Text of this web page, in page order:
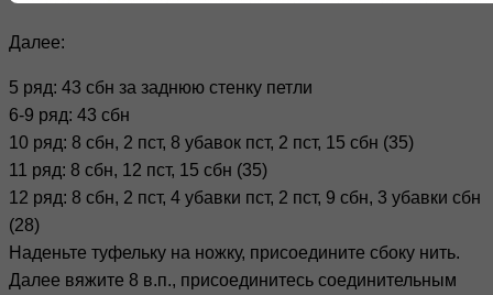
Далее:
5 ряд: 43 сбн за заднюю стенку петли
6-9 ряд: 43 сбн
10 ряд: 8 сбн, 2 пст, 8 убавок пст, 2 пст, 15 сбн (35)
11 ряд: 8 сбн, 12 пст, 15 сбн (35)
12 ряд: 8 сбн, 2 пст, 4 убавки пст, 2 пст, 9 сбн, 3 убавки сбн
(28)
Наденьте туфельку на ножку, присоедините сбоку нить.
Далее вяжите 8 в.п., присоединитесь соединительным